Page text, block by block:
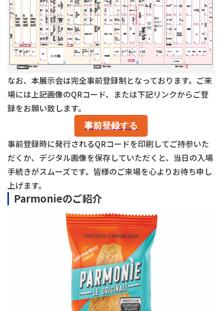
なお、本展示会は完全事前登録制となっております。ご来
場には上記画像のQRコード、または下記リンクからご登
録をお願い致します。
事前登録する
事前登録時に発行されるQRコードを印刷してご持参いた
だくか、デジタル画像を保存していただくと、当日の入場
手続きがスムーズです。皆様のご来場を心よりお待ち申し
上げます。
Parmonieのご紹介